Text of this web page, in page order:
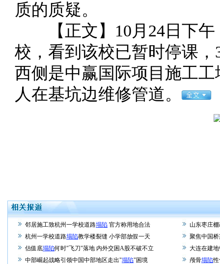
质的质疑。
【正文】10月24日下午
校，看到该校已暂时停课
西侧是中赢国际项目施工
人在基坑边维修管道。
邻居施工致杭州一学校道路塌陷 官方称用地合法
山东枣庄
杭州一学校道路塌陷教学楼裂缝 小学部放假一天
聚焦中国
估值底塌陷何时"飞刀"落地 内外交困A股不破不立
大连在建
中部崛起战略引领中国中部地区走出"塌陷"困境 颅骨塌陷